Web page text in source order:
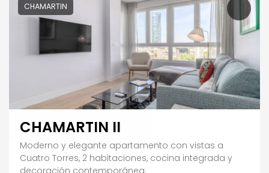
CHAMARTIN
CHAMARTIN II
Moderno y elegante apartamento con vistas a
Cuatro Torres, 2 habitaciones, cocina integrada y